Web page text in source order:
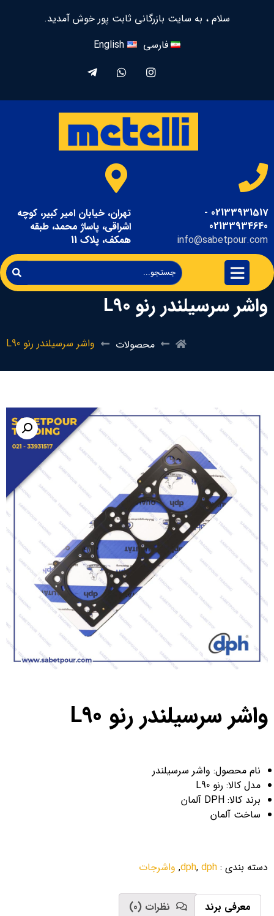
سلام ، به سایت بازرگانی ثابت پور خوش آمدید.
فارسی
English
02133931517 -
02133934640
info@sabetpour.com
تهران، خیابان امیر کبیر، کوچه
اشراقی، پاساژ محمد، طبقه
همکف، پلاک 11
واشر سرسیلندر رنو L90
محصولات واشر سرسیلندر رنو L90
واشر سرسیلندر رنو L90
نام محصول: واشر سرسیلندر
مدل کالا: رنو L90
برند کالا: DPH آلمان
ساخت آلمان
دسته بندی :
dph, dph
, واشرجات
معرفی برند نظرات (0)